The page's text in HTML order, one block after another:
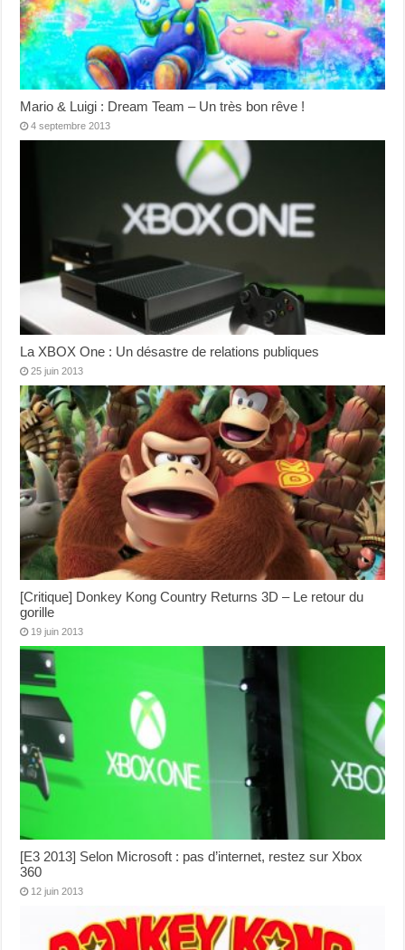
Mario & Luigi : Dream Team – Un très bon rêve !
4 septembre 2013
La XBOX One : Un désastre de relations publiques
25 juin 2013
[Critique] Donkey Kong Country Returns 3D – Le retour du
gorille
19 juin 2013
[E3 2013] Selon Microsoft : pas d’internet, restez sur Xbox
360
12 juin 2013